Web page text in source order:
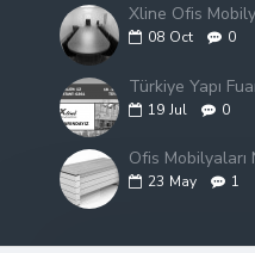
Xline Ofis
08 Oct 0
Türkiye Yapı
19 Jul 0
Ofis Mobilyaları
23 May 1